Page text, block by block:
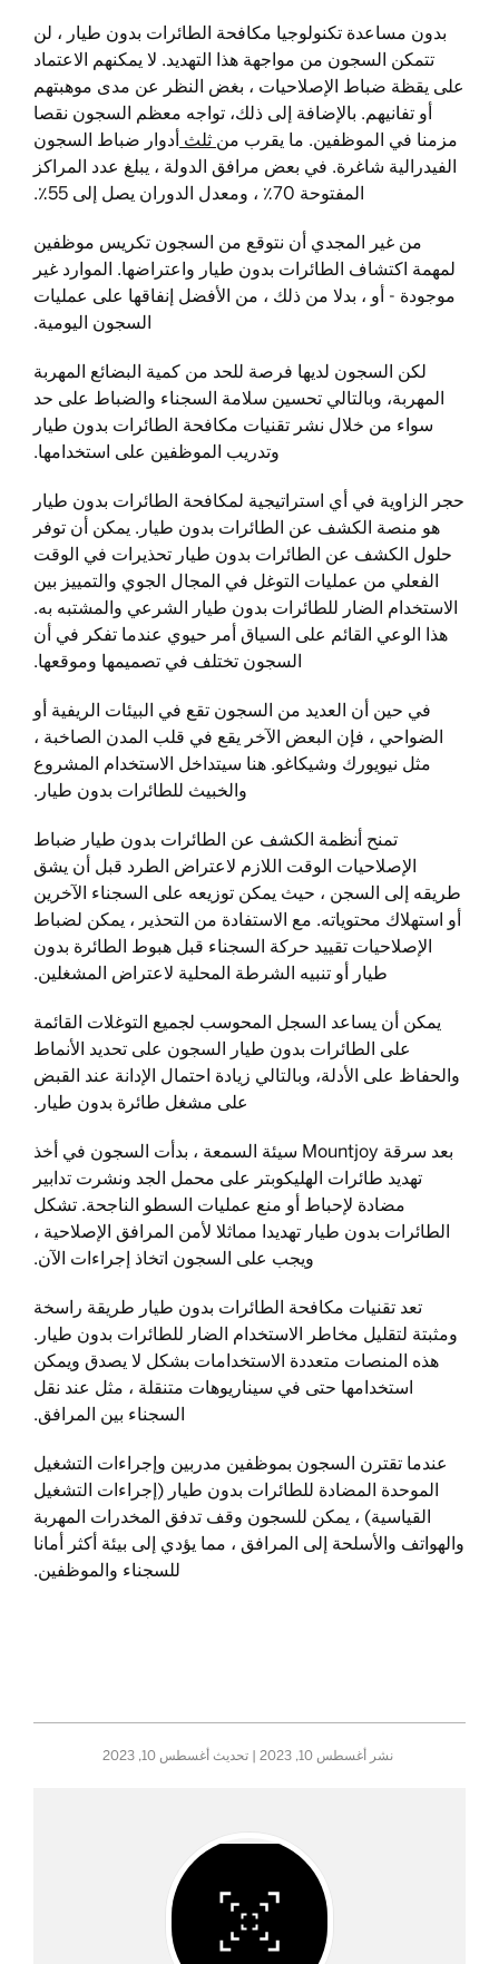
بدون مساعدة تكنولوجيا مكافحة الطائرات بدون طيار ، لن
تتمكن السجون من مواجهة هذا التهديد. لا يمكنهم الاعتماد
على يقظة ضباط الإصلاحيات ، بغض النظر عن مدى موهبتهم
أو تفانيهم. بالإضافة إلى ذلك، تواجه معظم السجون نقصا
مزمنا في الموظفين. ما يقرب من ثلث أدوار ضباط السجون
الفيدرالية شاغرة. في بعض مرافق الدولة ، يبلغ عدد المراكز
المفتوحة 70٪ ، ومعدل الدوران يصل إلى 55٪.
من غير المجدي أن نتوقع من السجون تكريس موظفين
لمهمة اكتشاف الطائرات بدون طيار واعتراضها. الموارد غير
موجودة - أو ، بدلا من ذلك ، من الأفضل إنفاقها على عمليات
السجون اليومية.
لكن السجون لديها فرصة للحد من كمية البضائع المهربة
المهربة، وبالتالي تحسين سلامة السجناء والضباط على حد
سواء من خلال نشر تقنيات مكافحة الطائرات بدون طيار
وتدريب الموظفين على استخدامها.
حجر الزاوية في أي استراتيجية لمكافحة الطائرات بدون طيار
هو منصة الكشف عن الطائرات بدون طيار. يمكن أن توفر
حلول الكشف عن الطائرات بدون طيار تحذيرات في الوقت
الفعلي من عمليات التوغل في المجال الجوي والتمييز بين
الاستخدام الضار للطائرات بدون طيار الشرعي والمشتبه به.
هذا الوعي القائم على السياق أمر حيوي عندما تفكر في أن
السجون تختلف في تصميمها وموقعها.
في حين أن العديد من السجون تقع في البيئات الريفية أو
الضواحي ، فإن البعض الآخر يقع في قلب المدن الصاخبة ،
مثل نيويورك وشيكاغو. هنا سيتداخل الاستخدام المشروع
والخبيث للطائرات بدون طيار.
تمنح أنظمة الكشف عن الطائرات بدون طيار ضباط
الإصلاحيات الوقت اللازم لاعتراض الطرد قبل أن يشق
طريقه إلى السجن ، حيث يمكن توزيعه على السجناء الآخرين
أو استهلاك محتوياته. مع الاستفادة من التحذير ، يمكن لضباط
الإصلاحيات تقييد حركة السجناء قبل هبوط الطائرة بدون
طيار أو تنبيه الشرطة المحلية لاعتراض المشغلين.
يمكن أن يساعد السجل المحوسب لجميع التوغلات القائمة
على الطائرات بدون طيار السجون على تحديد الأنماط
والحفاظ على الأدلة، وبالتالي زيادة احتمال الإدانة عند القبض
على مشغل طائرة بدون طيار.
بعد سرقة Mountjoy سيئة السمعة ، بدأت السجون في أخذ
تهديد طائرات الهليكوبتر على محمل الجد ونشرت تدابير
مضادة لإحباط أو منع عمليات السطو الناجحة. تشكل
الطائرات بدون طيار تهديدا مماثلا لأمن المرافق الإصلاحية ،
ويجب على السجون اتخاذ إجراءات الآن.
تعد تقنيات مكافحة الطائرات بدون طيار طريقة راسخة
ومثبتة لتقليل مخاطر الاستخدام الضار للطائرات بدون طيار.
هذه المنصات متعددة الاستخدامات بشكل لا يصدق ويمكن
استخدامها حتى في سيناريوهات متنقلة ، مثل عند نقل
السجناء بين المرافق.
عندما تقترن السجون بموظفين مدربين وإجراءات التشغيل
الموحدة المضادة للطائرات بدون طيار (إجراءات التشغيل
القياسية) ، يمكن للسجون وقف تدفق المخدرات المهربة
والهواتف والأسلحة إلى المرافق ، مما يؤدي إلى بيئة أكثر أمانا
للسجناء والموظفين.
نشر أغسطس 10, 2023 | تحديث أغسطس 10, 2023